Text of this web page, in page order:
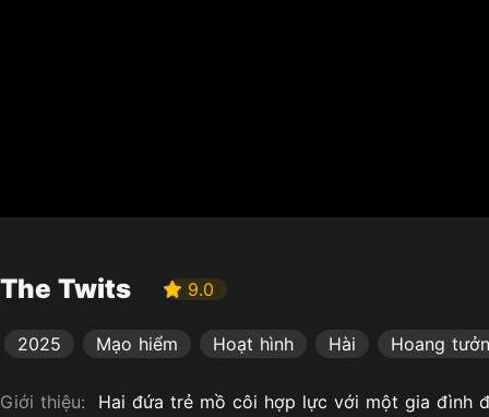
The Twits 9.0
2025 Mạo hiểm Hoạt hình Hài Hoang
Giới thiệu: Hai đứa trẻ mồ côi hợp lực với một gia đình